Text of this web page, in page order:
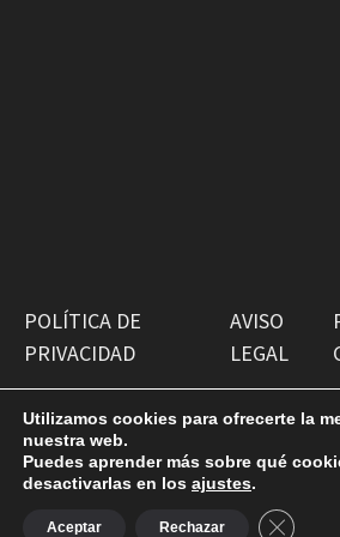
POLÍTICA DE
PRIVACIDAD
AVISO
LEGAL
Antiguako
WordPress
.
Utilizamos cookies para ofrecerte la
nuestra web.
Puedes aprender más sobre qué
desactivarlas en los ajustes.
Aceptar Rechazar